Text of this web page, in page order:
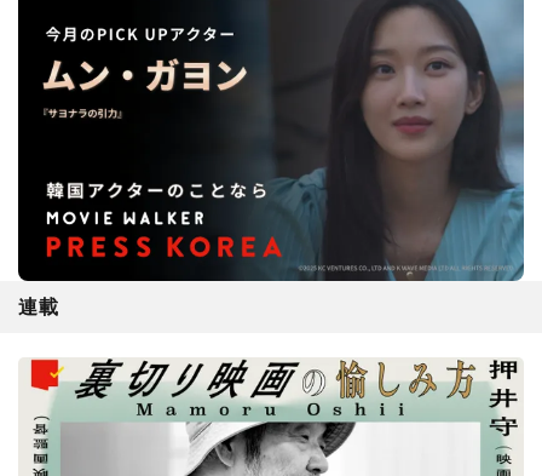
連載